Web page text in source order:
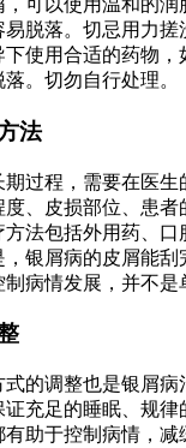
可以使用温和的润
脱落。切忌用力搓
使用合适的药物，
。切勿自行处理。
法
过程，需要在医生
、皮损部位、患者
法包括外用药、口
银屑病的皮屑能刮
病情发展，并不是
的调整也是银屑病
充足的睡眠、规律
助于控制病情，减